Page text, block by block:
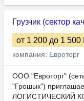
Грузчик (сектор
от 1 200 до 1 500
компания: Евроторг
ООО "Евроторг"
"Грошык")
ЛОГИСТИЧЕСКИЙ